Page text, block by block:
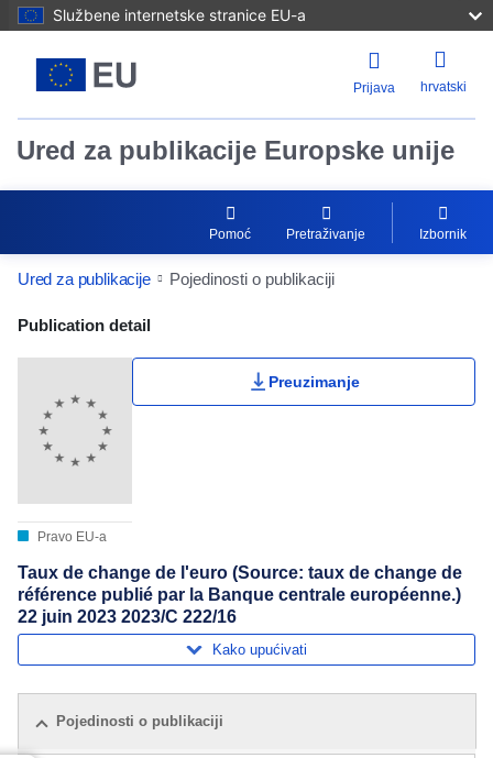
Službene internetske stranice EU-a
Prijava hrvatski
Ured za publikacije Europske unije
Pomoć Pretraživanje Izbornik
Ured za publikacije Pojedinosti o publikaciji
Publication Detail Actions Portlet
Publication detail
Pravo EU-a
Preuzimanje
Taux de change de l'euro (Source: taux de change de
référence publié par la Banque centrale européenne.)
22 juin 2023 2023/C 222/16
Kako upućivati
Pojedinosti o publikaciji